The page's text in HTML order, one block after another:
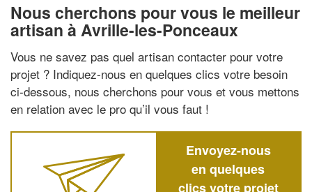
Nous cherchons pour vous le meilleur
artisan à Avrille-les-Ponceaux
Vous ne savez pas quel artisan contacter pour votre
projet ? Indiquez-nous en quelques clics votre besoin
ci-dessous, nous cherchons pour vous et vous mettons
en relation avec le pro qu’il vous faut !
Envoyez-nous
en quelques
clics votre projet